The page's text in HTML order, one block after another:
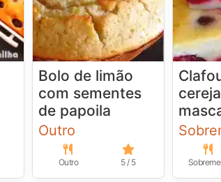
Bolo de limão
com sementes
de papoila
Outro
Outro 5 / 5